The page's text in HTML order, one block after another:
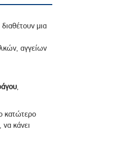
μια
αγγείων
,
κατώτερο
κάνει